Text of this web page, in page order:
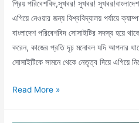
প্রিয় পরিবেশবিদ,সুখবর! সুখবর!
এগিয়ে নেওয়ার জন্য বিশ্ববিদ্যালয় পর্যায়ে
বাংলাদেশ পরিবেশবিদ সোসাইটির সদস্য হয়ে
করেন, কাজের প্রতি দৃঢ় মনোবল যদি আপনার
সোসাইটিকে সামনে থেকে নেতৃত্ব দিয়ে এগিয়ে
Read More »